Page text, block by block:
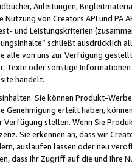
Anleitungen,
von Creators API und PA
und Leistungskriterien
schließt ausdrücklich
alle von uns zur Verfügung
Texte oder sonstige
handelt.
Sie können Produkt-
Genehmigung erteilt haben,
Verfügung stellen. Wenn Sie
Sie erkennen an, dass wir
auslaufen lassen oder neu
dass Ihr Zugriff auf die und Ihre